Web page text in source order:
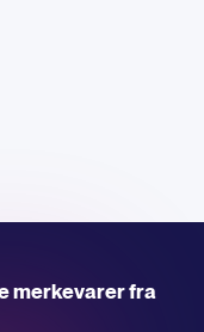
merkevarer fra